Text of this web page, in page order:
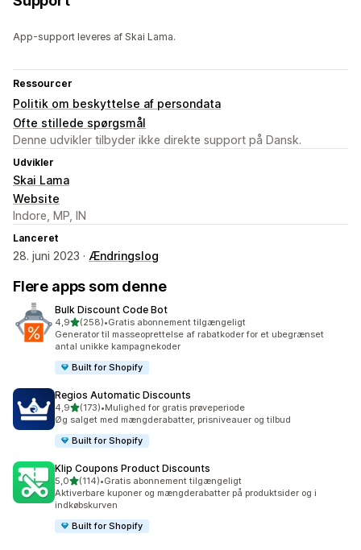
App-support leveres af Skai Lama.
Ressourcer
Politik om beskyttelse af persondata
Ofte stillede spørgsmål
Denne udvikler tilbyder ikke direkte support på Dansk.
Udvikler
Skai Lama
Website
Indore, MP, IN
Lanceret
28. juni 2023 · Ændringslog
Flere apps som denne
Bulk Discount Code Bot
4,9ud af 5 stjerner
(258)
258 anmeldelser i alt
•Gratis abonnement tilgængeligt
Generator til masseoprettelse af rabatkoder for et ubegrænset
antal unikke kampagnekoder
Built for Shopify
Regios Automatic Discounts
4,9ud af 5 stjerner
(173)
173 anmeldelser i alt
•Mulighed for gratis prøveperiode
Øg salget med mængderabatter, prisniveauer og tilbud
Built for Shopify
Klip Coupons Product Discounts
5,0ud af 5 stjerner
(114)
114 anmeldelser i alt
•Gratis abonnement tilgængeligt
Aktiverbare kuponer og mængderabatter på produktsider og i
indkøbskurven
Built for Shopify